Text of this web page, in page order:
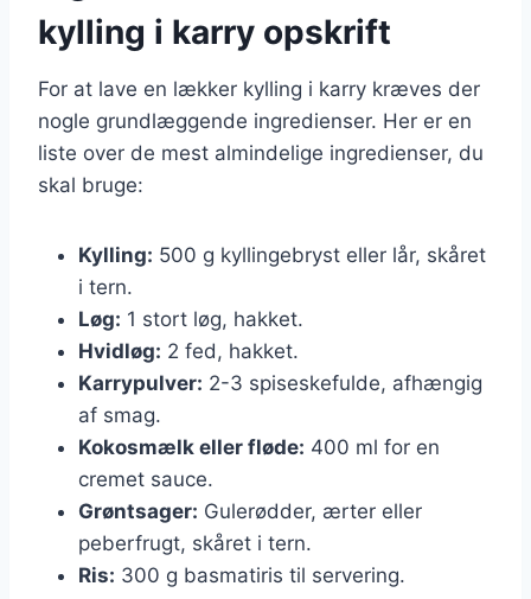
kylling i karry opskrift
For at lave en lækker kylling i karry kræves der
nogle grundlæggende ingredienser. Her er en
liste over de mest almindelige ingredienser, du
skal bruge:
Kylling: 500 g kyllingebryst eller lår, skåret
i tern.
Løg: 1 stort løg, hakket.
Hvidløg: 2 fed, hakket.
Karrypulver: 2-3 spiseskefulde, afhængig
af smag.
Kokosmælk eller fløde: 400 ml for en
cremet sauce.
Grøntsager: Gulerødder, ærter eller
peberfrugt, skåret i tern.
Ris: 300 g basmatiris til servering.